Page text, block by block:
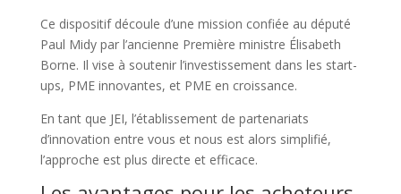
Ce dispositif découle d’une mission confiée au député
Paul Midy par l’ancienne Première ministre Élisabeth
Borne. Il vise à soutenir l’investissement dans les start-
ups, PME innovantes, et PME en croissance.
En tant que JEI, l’établissement de partenariats
d’innovation entre vous et nous est alors simplifié,
l’approche est plus directe et efficace.